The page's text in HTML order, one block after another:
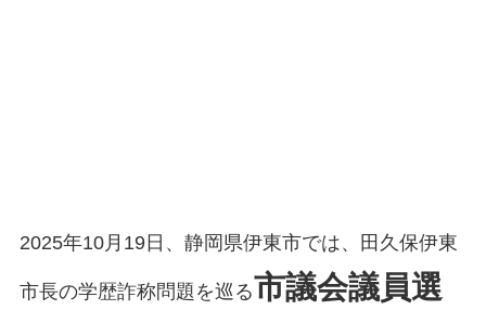
2025年10月19日、静岡県伊東市では、田久保伊東
市長の学歴詐称問題を巡る市議会議員選